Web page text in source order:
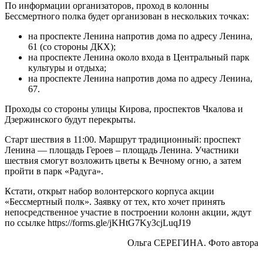
По информации организаторов, проход в колонны
Бессмертного полка будет организован в нескольких точках:
на проспекте Ленина напротив дома по адресу Ленина,
61 (со стороны ДКХ);
на проспекте Ленина около входа в Центральный парк
культуры и отдыха;
на проспекте Ленина напротив дома по адресу Ленина,
67.
Проходы со стороны улицы Кирова, проспектов Чкалова и
Дзержинского будут перекрыты.
Старт шествия в 11:00. Маршрут традиционный: проспект
Ленина — площадь Героев – площадь Ленина. Участники
шествия смогут возложить цветы к Вечному огню, а затем
пройти в парк «Радуга».
Кстати, открыт набор волонтерского корпуса акции
«Бессмертный полк». Заявку от тех, кто хочет принять
непосредственное участие в построении колонн акции, ждут
по ссылке https://forms.gle/jKHtG7Ky3cjLuqJ19
Ольга СЕРЕГИНА. Фото автора